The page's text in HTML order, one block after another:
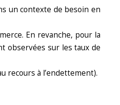
un contexte de besoin en
En revanche, pour la
observées sur les taux de
recours à l’endettement).